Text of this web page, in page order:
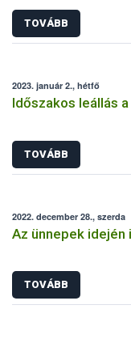
TOVÁBB
2023. január 2., hétfő
Időszakos leállás
TOVÁBB
2022. december 28., szerda
Az ünnepek
TOVÁBB